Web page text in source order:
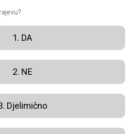
1. DA
2. NE
Djelimično